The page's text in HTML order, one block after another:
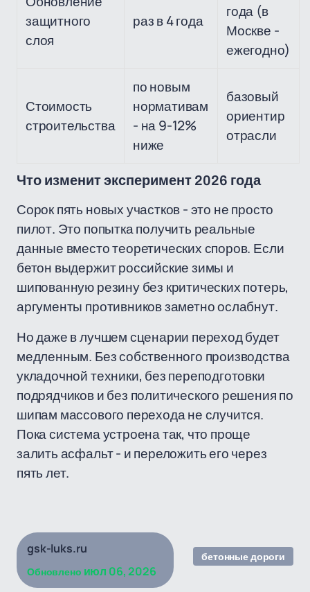
защитного
слоя
раз в 4 года
года (в
Москве -
ежегодно)
Стоимость
строительства
по новым
нормативам
- на 9-12%
ниже
базовый
ориентир
отрасли
Что изменит эксперимент 2026 года
Сорок пять новых участков - это не просто
пилот. Это попытка получить реальные
данные вместо теоретических споров. Если
бетон выдержит российские зимы и
шипованную резину без критических потерь,
аргументы противников заметно ослабнут.
Но даже в лучшем сценарии переход будет
медленным. Без собственного производства
укладочной техники, без переподготовки
подрядчиков и без политического решения по
шипам массового перехода не случится.
Пока система устроена так, что проще
залить асфальт - и переложить его через
пять лет.
gsk-luks.ru
Обновлено июл 06, 2026
бетонные дороги